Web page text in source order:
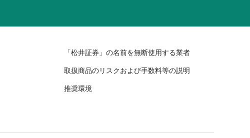
「松井証券」の名前を無断使用する業者
取扱商品のリスクおよび手数料等の説明
推奨環境